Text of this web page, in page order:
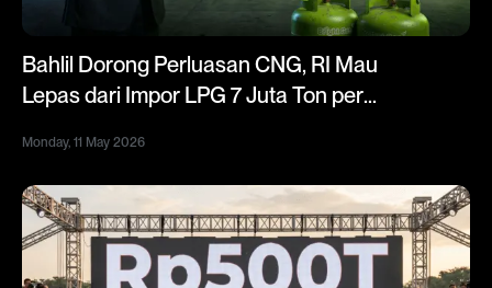
Bahlil Dorong Perluasan CNG, RI Mau
Lepas dari Impor LPG 7 Juta Ton per
Monday, 11 May 2026